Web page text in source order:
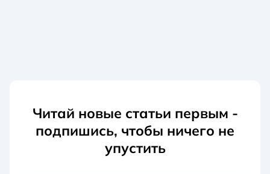
Читай новые статьи первым -
подпишись, чтобы ничего не
упустить